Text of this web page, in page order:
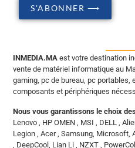
S'ABONNER ⟶
INMEDIA.MA est votre destination
vente de matériel informatique au
gaming, pc de bureau, pc portables,
composants et périphériques
Nous vous garantissons le choix
Lenovo , HP OMEN , MSI , DELL ,
Legion , Acer , Samsung, Microsoft,
, DeepCool, Lian Li , NZXT ,